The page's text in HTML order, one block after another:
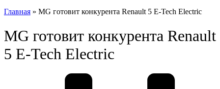
Главная » MG готовит конкурента Renault 5 E-Tech Electric
MG готовит конкурента Renault
5 E-Tech Electric